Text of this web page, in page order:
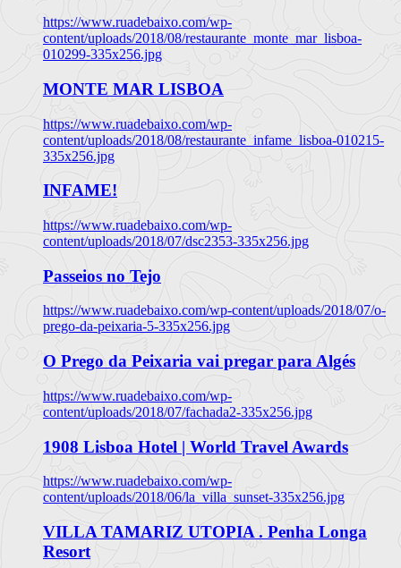
https://www.ruadebaixo.com/wp-
content/uploads/2018/08/restaurante_monte_mar_lisboa-
010299-335x256.jpg
MONTE MAR LISBOA
https://www.ruadebaixo.com/wp-
content/uploads/2018/08/restaurante_infame_lisboa-010215-
335x256.jpg
INFAME!
https://www.ruadebaixo.com/wp-
content/uploads/2018/07/dsc2353-335x256.jpg
Passeios no Tejo
https://www.ruadebaixo.com/wp-content/uploads/2018/07/o-
prego-da-peixaria-5-335x256.jpg
O Prego da Peixaria vai pregar para Algés
https://www.ruadebaixo.com/wp-
content/uploads/2018/07/fachada2-335x256.jpg
1908 Lisboa Hotel | World Travel Awards
https://www.ruadebaixo.com/wp-
content/uploads/2018/06/la_villa_sunset-335x256.jpg
VILLA TAMARIZ UTOPIA . Penha Longa
Resort